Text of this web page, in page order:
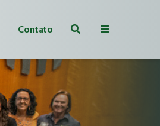
Contato